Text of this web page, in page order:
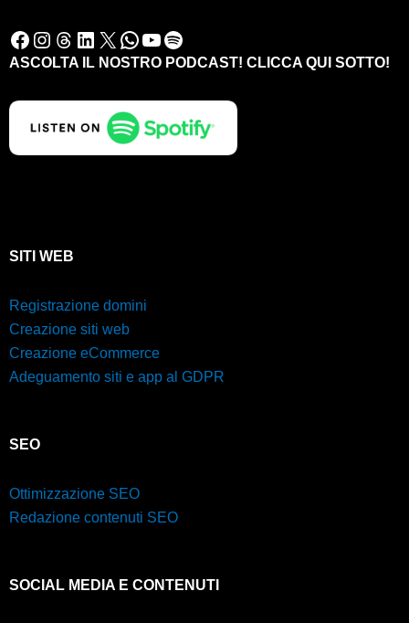
Facebook Instagram Threads LinkedIn X WhatsApp YouTube Spotify
ASCOLTA IL NOSTRO PODCAST! CLICCA QUI SOTTO!
SITI WEB
Registrazione domini
Creazione siti web
Creazione eCommerce
Adeguamento siti e app al GDPR
SEO
Ottimizzazione SEO
Redazione contenuti SEO
SOCIAL MEDIA E CONTENUTI